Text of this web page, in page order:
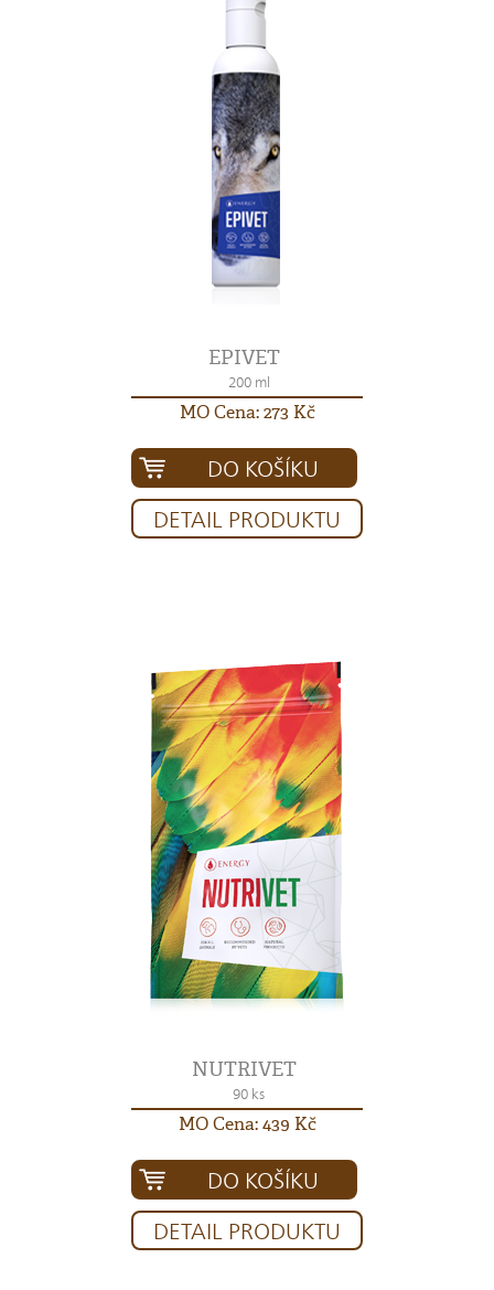
EPIVET
200 ml
MO Cena: 273 Kč
DO KOŠÍKU
DETAIL PRODUKTU
NUTRIVET
90 ks
MO Cena: 439 Kč
DO KOŠÍKU
DETAIL PRODUKTU